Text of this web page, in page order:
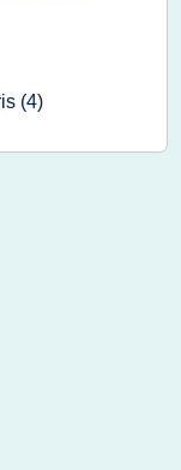
(4)